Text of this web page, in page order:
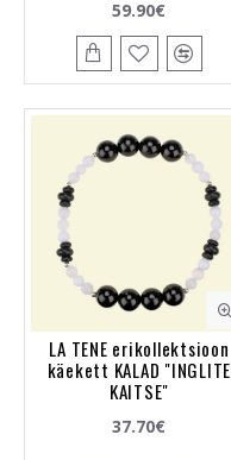
59.90€
LA TENE erikollektsioon
käekett KALAD "INGLITE
KAITSE"
37.70€